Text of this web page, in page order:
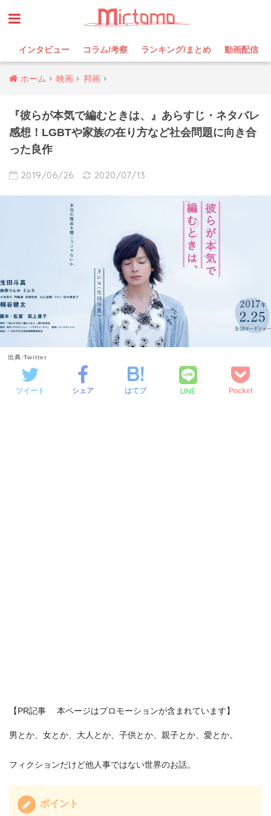
インタビュー コラム/考察 ランキング/まとめ 動画配信
ホーム 映画 邦画
『彼らが本気で編むときは、』あらすじ・ネタバレ
感想！LGBTや家族の在り方など社会問題に向き合
った良作
2019/06/26 2020/07/13
出典:Twitter
ツイート シェア はてブ LINE Pocket
【PR記事 本ページはプロモーションが含まれています】
男とか、女とか、大人とか、子供とか、親子とか、愛とか。
フィクションだけど他人事ではない世界のお話。
ポイント